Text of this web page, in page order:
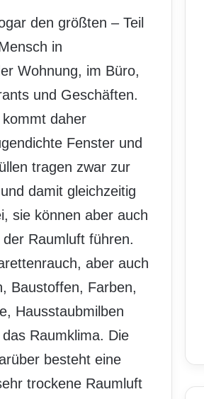
den größten – Teil
in
Wohnung, im Büro,
und Geschäften.
daher
Fenster und
tragen zwar zur
damit gleichzeitig
sie können aber auch
Raumluft führen.
aber auch
Baustoffen, Farben,
Hausstaubmilben
Raumklima. Die
besteht eine
trockene Raumluft